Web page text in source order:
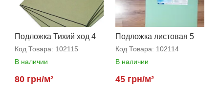
Подложка Тихий ход 4
мм
Код Товара: 102115
В наличии
80 грн/м²
Подложка листовая 5
мм
Код Товара: 102114
В наличии
45 грн/м²